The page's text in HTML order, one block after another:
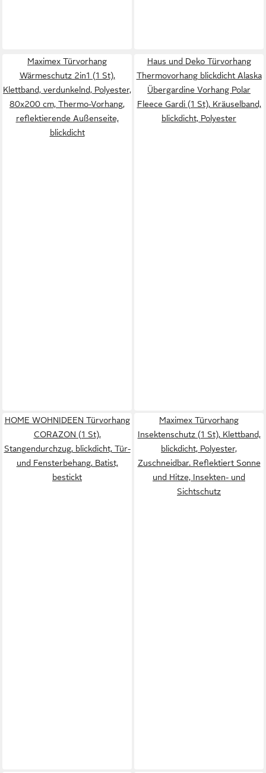
Maximex Türvorhang
Wärmeschutz 2in1 (1 St),
Klettband, verdunkelnd, Polyester,
80x200 cm, Thermo-Vorhang,
reflektierende Außenseite,
blickdicht
Haus und Deko Türvorhang
Thermovorhang blickdicht Alaska
Übergardine Vorhang Polar
Fleece Gardi (1 St), Kräuselband,
blickdicht, Polyester
HOME WOHNIDEEN Türvorhang
CORAZON (1 St),
Stangendurchzug, blickdicht, Tür-
und Fensterbehang, Batist,
bestickt
Maximex Türvorhang
Insektenschutz (1 St), Klettband,
blickdicht, Polyester,
Zuschneidbar. Reflektiert Sonne
und Hitze, Insekten- und
Sichtschutz